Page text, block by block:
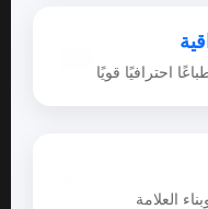
احترافيًا قويًا
العلامة